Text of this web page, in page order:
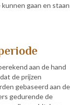
gaan en staan
aan de hand
de prijzen
gebaseerd aan de
gedurende de